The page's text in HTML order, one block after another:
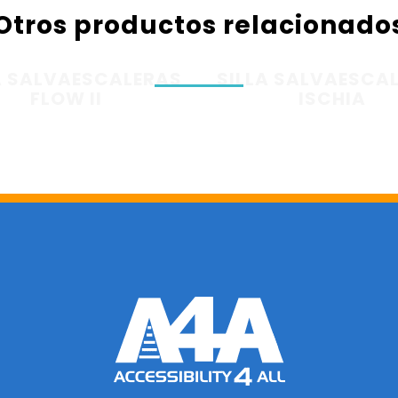
productos
SALVAESCALERAS SILLA